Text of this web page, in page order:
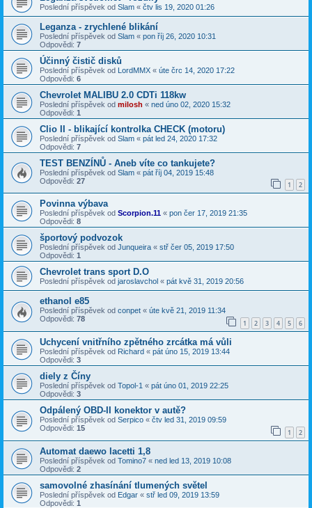
Poslední příspěvek od Slam « čtv lis 19, 2020 01:26
Leganza - zrychlené blikání
Poslední příspěvek od Slam « pon říj 26, 2020 10:31
Odpovědi: 7
Účinný čistič disků
Poslední příspěvek od LordMMX « úte črc 14, 2020 17:22
Odpovědi: 6
Chevrolet MALIBU 2.0 CDTi 118kw
Poslední příspěvek od milosh « ned úno 02, 2020 15:32
Odpovědi: 1
Clio II - blikající kontrolka CHECK (motoru)
Poslední příspěvek od Slam « pát led 24, 2020 17:32
Odpovědi: 7
TEST BENZÍNŮ - Aneb víte co tankujete?
Poslední příspěvek od Slam « pát říj 04, 2019 15:48
Odpovědi: 27 1 2
Povinna výbava
Poslední příspěvek od Scorpion.11 « pon čer 17, 2019 21:35
Odpovědi: 8
športový podvozok
Poslední příspěvek od Junqueira « stř čer 05, 2019 17:50
Odpovědi: 1
Chevrolet trans sport D.O
Poslední příspěvek od jaroslavchol « pát kvě 31, 2019 20:56
ethanol e85
Poslední příspěvek od conpet « úte kvě 21, 2019 11:34
Odpovědi: 78 1 2 3 4 5 6
Uchycení vnitřního zpětného zrcátka má vůli
Poslední příspěvek od Richard « pát úno 15, 2019 13:44
Odpovědi: 3
diely z Číny
Poslední příspěvek od Topol-1 « pát úno 01, 2019 22:25
Odpovědi: 3
Odpálený OBD-II konektor v autě?
Poslední příspěvek od Serpico « čtv led 31, 2019 09:59
Odpovědi: 15 1 2
Automat daewo lacetti 1,8
Poslední příspěvek od Tomino7 « ned led 13, 2019 10:08
Odpovědi: 2
samovolné zhasínání tlumených světel
Poslední příspěvek od Edgar « stř led 09, 2019 13:59
Odpovědi: 1